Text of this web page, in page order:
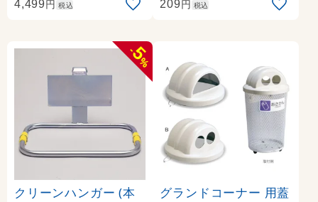
4,499円 税込 209円 税込
-
5
%
クリーンハンガー (本
グランドコーナー 用蓋